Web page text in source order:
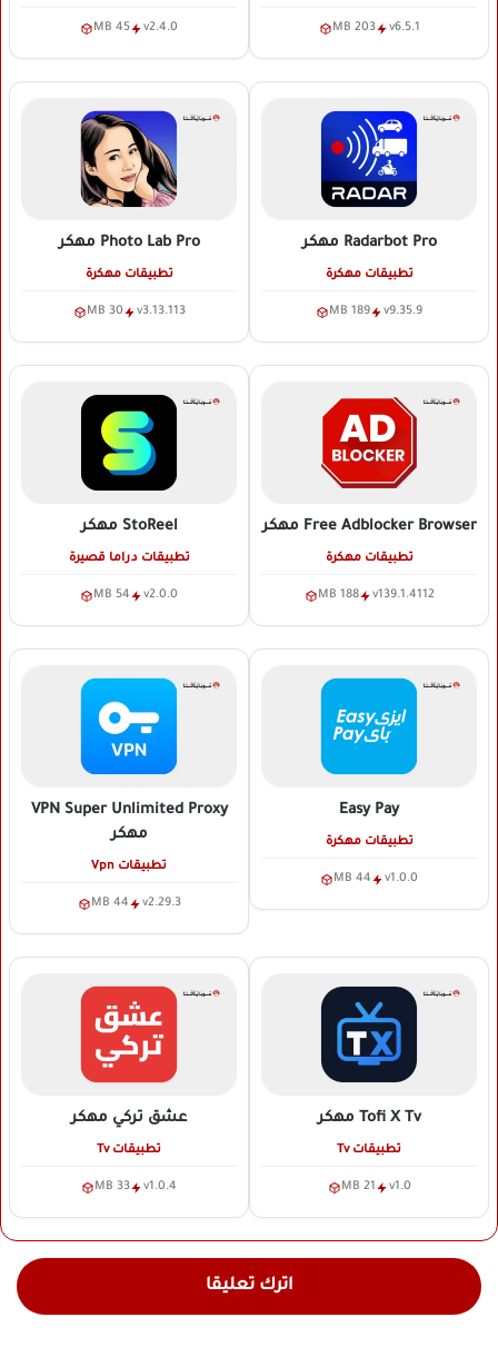
v6.5.1
203 MB
v2.4.0
45 MB
Radarbot Pro مهكر
تطبيقات مهكرة
v9.35.9
189 MB
Photo Lab Pro مهكر
تطبيقات مهكرة
v3.13.113
30 MB
Free Adblocker Browser مهكر
تطبيقات مهكرة
v139.1.4112
188 MB
StoReel مهكر
تطبيقات دراما قصيرة
v2.0.0
54 MB
Easy Pay
تطبيقات مهكرة
v1.0.0
44 MB
VPN Super Unlimited Proxy
مهكر
تطبيقات Vpn
v2.29.3
44 MB
Tofi X Tv مهكر
تطبيقات Tv
v1.0
21 MB
عشق تركي مهكر
تطبيقات Tv
v1.0.4
33 MB
اترك تعليقا